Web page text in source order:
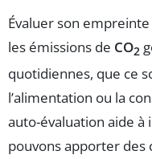
Évaluer son
les émissions de CO2
quotidiennes, que ce
l’alimentation ou la
auto-évaluation aide
pouvons apporter des